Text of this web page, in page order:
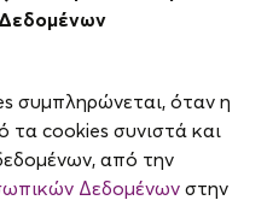
συμπληρώνεται, όταν η
τα cookies συνιστά και
από την
Δεδομένων στην